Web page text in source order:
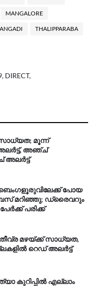
MANGALORE
THALIPPARABA
DIRECT,
മൂന്ന്
അഞ്ച്
അലർട്ട്
ബെംഗളൂരുവിലേക്ക് പോയ
മറിഞ്ഞു; ഡ്രൈവറും
പരിക്ക്
മ​ഴ​യ്ക്ക് സാ​ധ്യ​ത,
റെ​ഡ് അ​ലർ​ട്ട്
കുറിപ്പിൽ എല്ലാം